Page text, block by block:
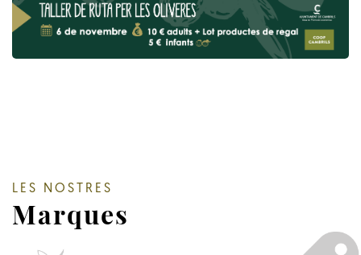
LES NOSTRES
Marques